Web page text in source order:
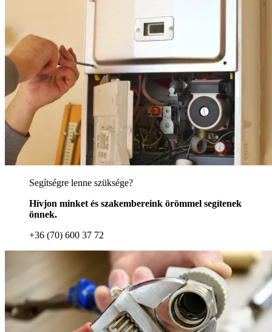
Segítségre lenne szüksége?
Hívjon minket és szakembereink örömmel segítenek
önnek.
+36 (70) 600 37 72